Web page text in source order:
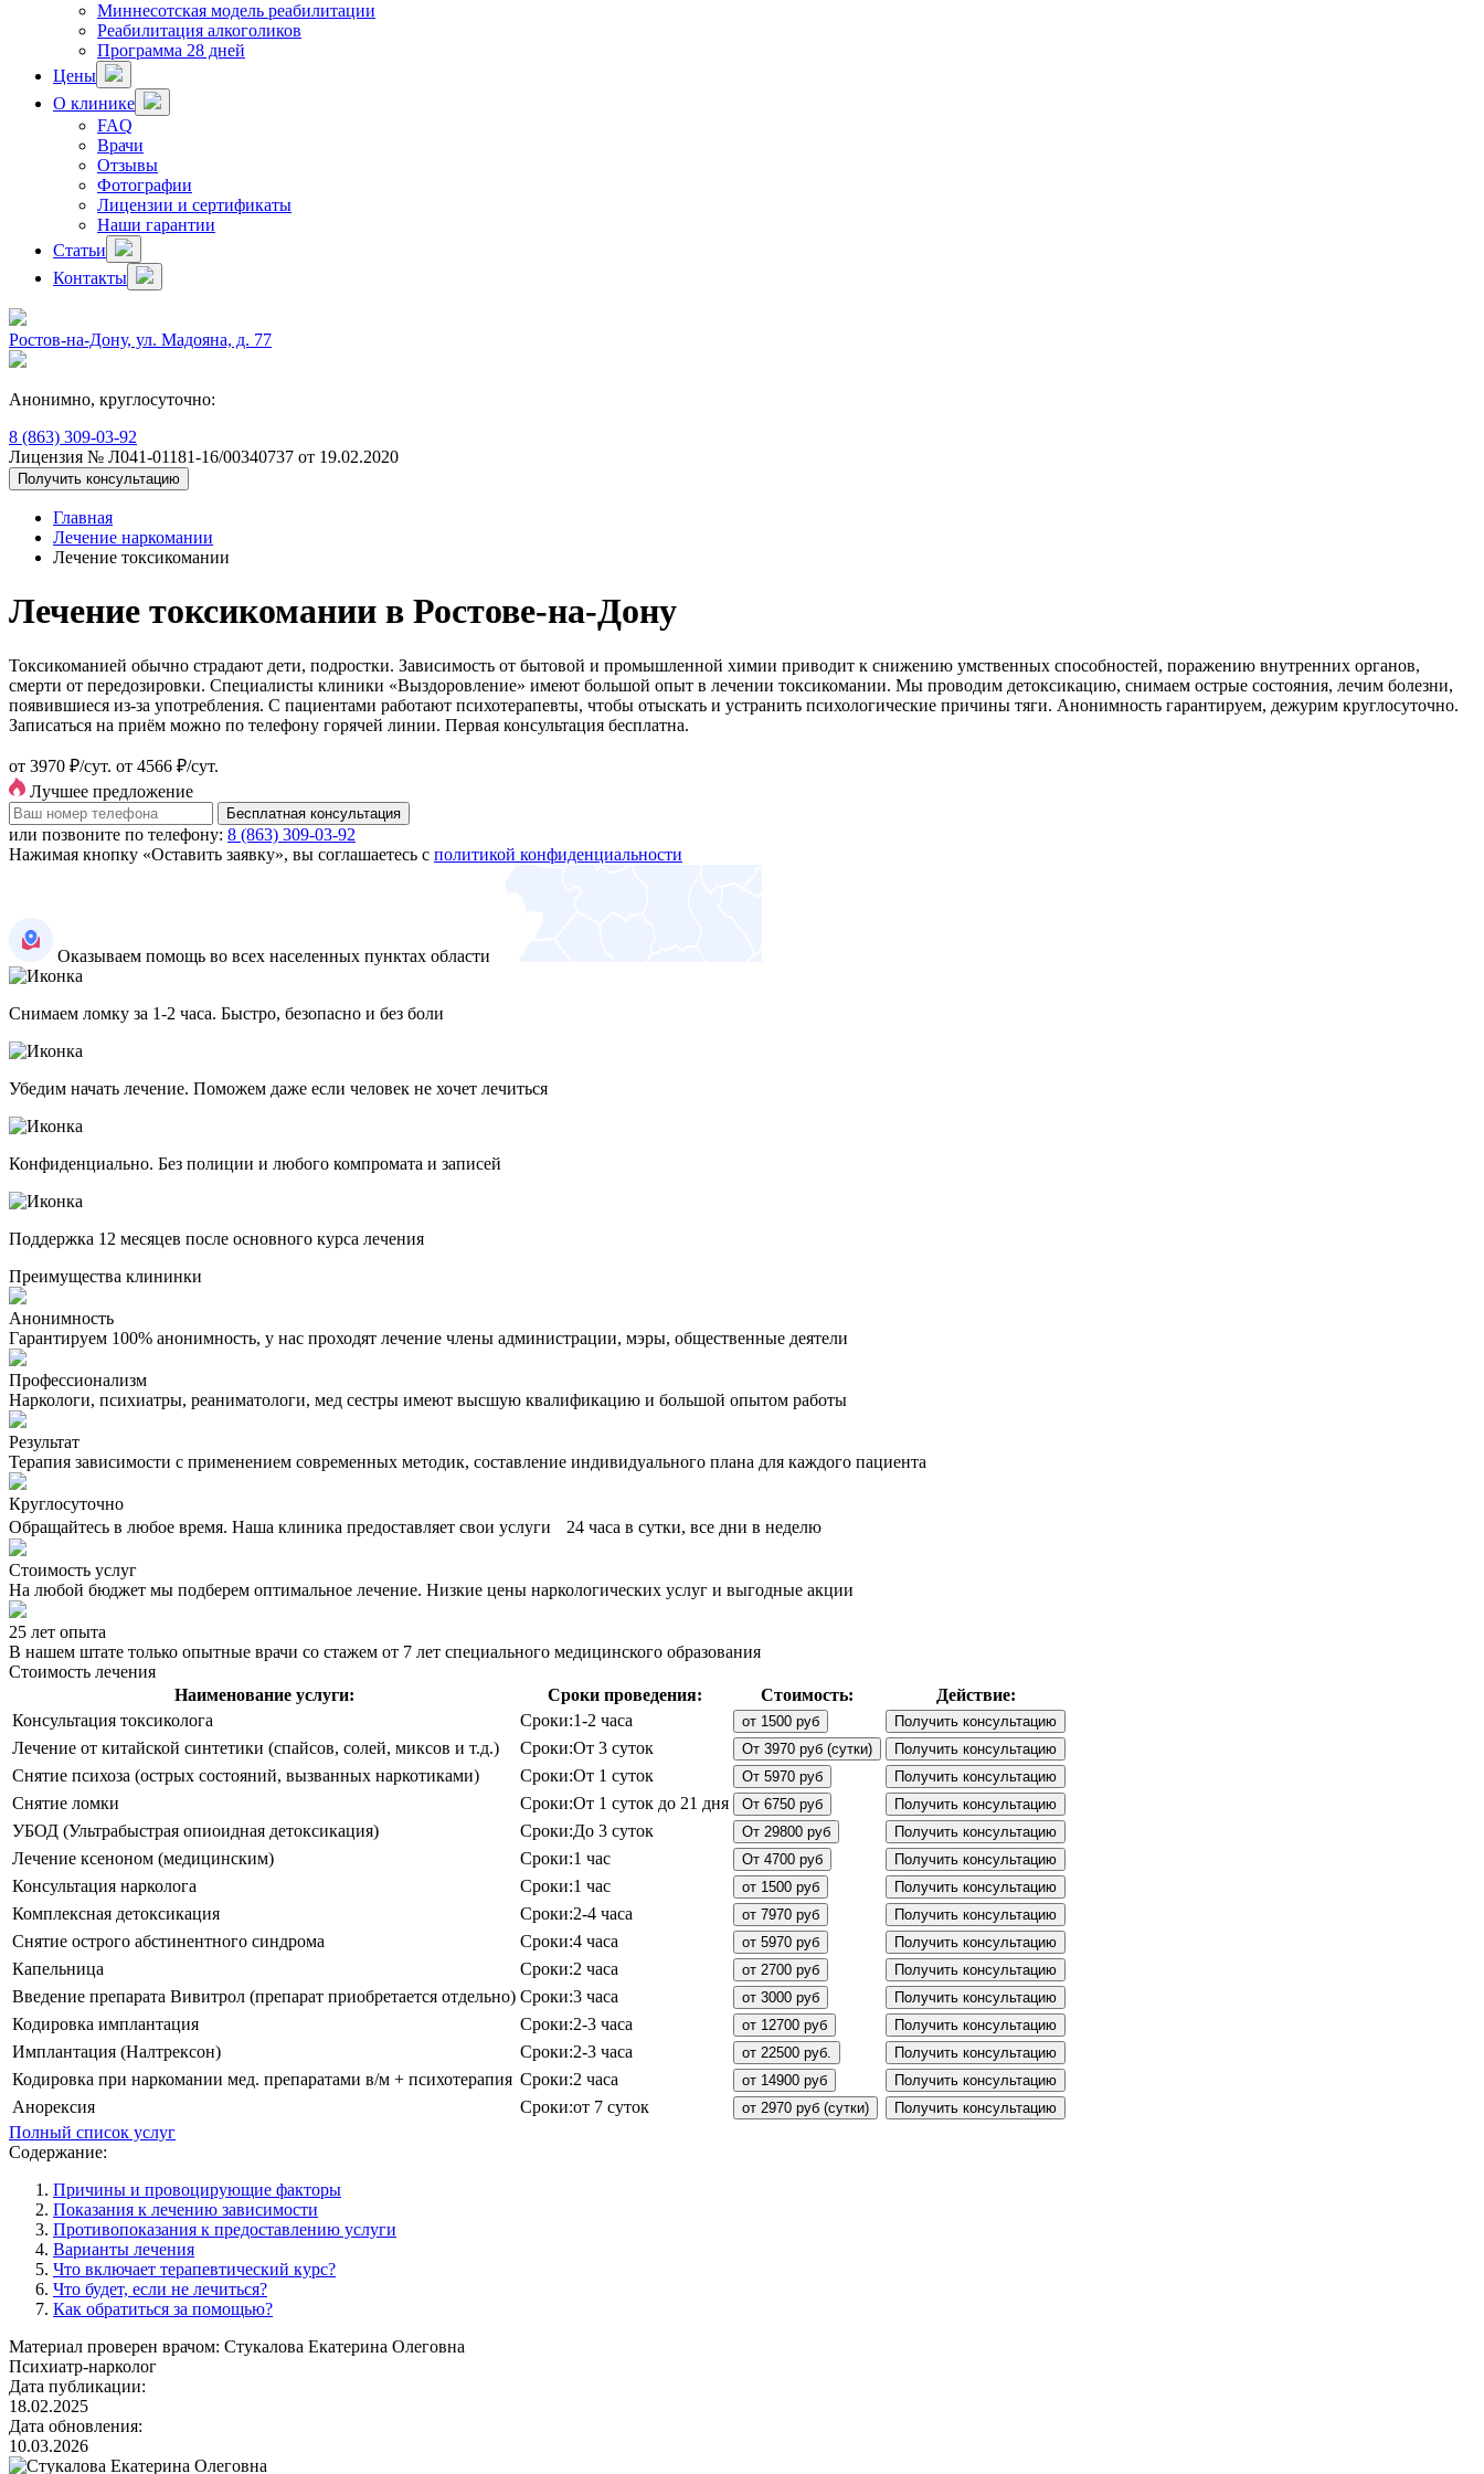
Миннесотская модель реабилитации
Реабилитация алкоголиков
Программа 28 дней
Цены
О клинике
FAQ
Врачи
Отзывы
Фотографии
Лицензии и сертификаты
Наши гарантии
Статьи
Контакты
Ростов-на-Дону, ул. Мадояна, д. 77
Анонимно, круглосуточно:
8 (863) 309-03-92
Лицензия № Л041-01181-16/00340737 от 19.02.2020
Получить консультацию
Главная
Лечение наркомании
Лечение токсикомании
Лечение токсикомании в Ростове-на-Дону
Токсикоманией обычно страдают дети, подростки. Зависимость от бытовой и промышленной химии приводит к снижению умственных способностей, поражению внутренних органов,
смерти от передозировки. Специалисты клиники «Выздоровление» имеют большой опыт в лечении токсикомании. Мы проводим детоксикацию, снимаем острые состояния, лечим болезни,
появившиеся из-за употребления. С пациентами работают психотерапевты, чтобы отыскать и устранить психологические причины тяги. Анонимность гарантируем, дежурим круглосуточно.
Записаться на приём можно по телефону горячей линии. Первая консультация бесплатна.
от 3970 ₽/сут. от 4566 ₽/сут.
Лучшее предложение
Бесплатная консультация
или позвоните по телефону: 8 (863) 309-03-92
Нажимая кнопку «Оставить заявку», вы соглашаетесь с политикой конфиденциальности
Оказываем помощь во всех населенных пунктах области
Снимаем ломку за 1-2 часа. Быстро, безопасно и без боли
Убедим начать лечение. Поможем даже если человек не хочет лечиться
Конфиденциально. Без полиции и любого компромата и записей
Поддержка 12 месяцев после основного курса лечения
Преимущества клининки
Анонимность
Гарантируем 100% анонимность, у нас проходят лечение члены администрации, мэры, общественные деятели
Профессионализм
Наркологи, психиатры, реаниматологи, мед сестры имеют высшую квалификацию и большой опытом работы
Результат
Терапия зависимости с применением современных методик, составление индивидуального плана для каждого пациента
Круглосуточно
Обращайтесь в любое время. Наша клиника предоставляет свои услуги 24 часа в сутки, все дни в неделю
Стоимость услуг
На любой бюджет мы подберем оптимальное лечение. Низкие цены наркологических услуг и выгодные акции
25 лет опыта
В нашем штате только опытные врачи со стажем от 7 лет специального медицинского образования
Стоимость лечения
Наименование услуги:
Сроки проведения: Стоимость:
Действие:
Консультация токсиколога
Сроки:1-2 часа от 1500 руб Получить консультацию
Лечение от китайской синтетики (спайсов, солей, миксов и т.д.) Сроки:От 3 суток От 3970 руб (сутки) Получить консультацию
Снятие психоза (острых состояний, вызванных наркотиками) Сроки:От 1 суток От 5970 руб Получить консультацию
Снятие ломки Сроки:От 1 суток до 21 дня От 6750 руб Получить консультацию
УБОД (Ультрабыстрая опиоидная детоксикация) Сроки:До 3 суток От 29800 руб Получить консультацию
Лечение ксеноном (медицинским) Сроки:1 час От 4700 руб Получить консультацию
Консультация нарколога Сроки:1 час от 1500 руб Получить консультацию
Комплексная детоксикация Сроки:2-4 часа от 7970 руб Получить консультацию
Снятие острого абстинентного синдрома Сроки:4 часа от 5970 руб Получить консультацию
Капельница Сроки:2 часа от 2700 руб Получить консультацию
Введение препарата Вивитрол (препарат приобретается отдельно) Сроки:3 часа от 3000 руб Получить консультацию
Кодировка имплантация Сроки:2-3 часа от 12700 руб Получить консультацию
Имплантация (Налтрексон) Сроки:2-3 часа от 22500 руб. Получить консультацию
Кодировка при наркомании мед. препаратами в/м + психотерапия Сроки:2 часа от 14900 руб Получить консультацию
Анорексия Сроки:от 7 суток от 2970 руб (сутки) Получить консультацию
Полный список услуг
Содержание:
Причины и провоцирующие факторы
Показания к лечению зависимости
Противопоказания к предоставлению услуги
Варианты лечения
Что включает терапевтический курс?
Что будет, если не лечиться?
Как обратиться за помощью?
Материал проверен врачом: Стукалова Екатерина Олеговна
Психиатр-нарколог
Дата публикации:
18.02.2025
Дата обновления:
10.03.2026